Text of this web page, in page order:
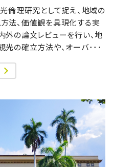
倫理研究として捉え、地域の
法、価値観を具現化する実
外の論文レビューを行い、地
光の確立方法や、オーバ･･･